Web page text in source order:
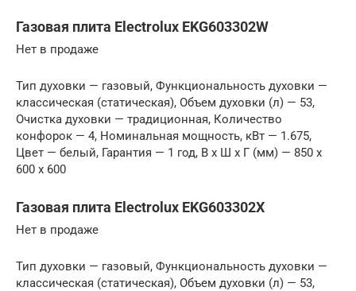
Газовая плита Electrolux EKG603302W
Нет в продаже
Тип духовки — газовый, Функциональность духовки —
классическая (статическая), Объем духовки (л) — 53,
Очистка духовки — традиционная, Количество
конфорок — 4, Номинальная мощность, кВт — 1.675,
Цвет — белый, Гарантия — 1 год, В x Ш x Г (мм) — 850 x
600 x 600
Газовая плита Electrolux EKG603302X
Нет в продаже
Тип духовки — газовый, Функциональность духовки —
классическая (статическая), Объем духовки (л) — 53,